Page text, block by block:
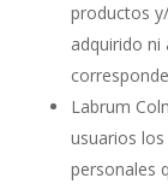
productos
adquirido
Labrum
usuarios
personales